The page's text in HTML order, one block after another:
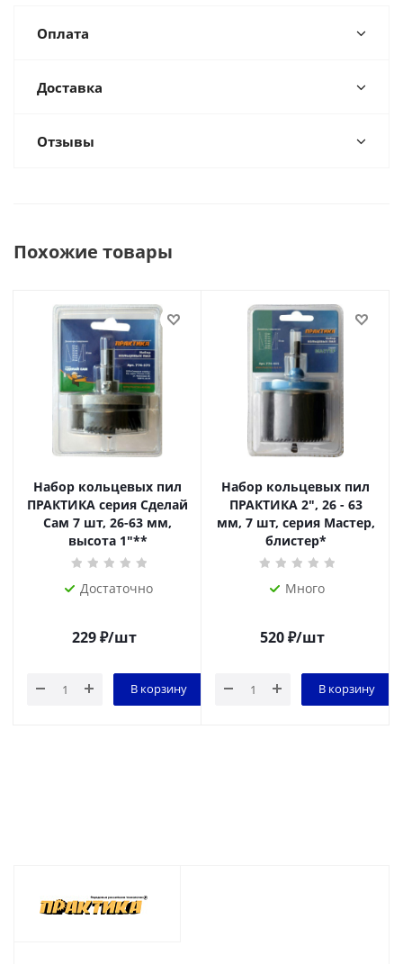
Оплата
Доставка
Отзывы
Похожие товары
Набор кольцевых пил
ПРАКТИКА серия Сделай
Сам 7 шт, 26-63 мм,
высота 1"**
Достаточно
229₽/шт
В корзину
Набор кольцевых пил
ПРАКТИКА 2", 26 - 63
мм, 7 шт, серия Мастер,
блистер*
Много
520₽/шт
В корзину